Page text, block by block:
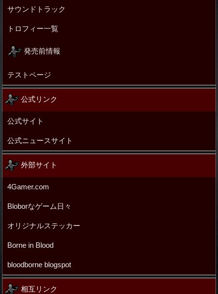
サウンドトラック
トロフィー一覧
発売前情報
テストページ
公式リンク
公式サイト
公式ニュースサイト
外部サイト
4Gamer.com
Bloborなゲーム日々
オリジナルステッカー
Borne in Blood
bloodborne blogspot
相互リンク